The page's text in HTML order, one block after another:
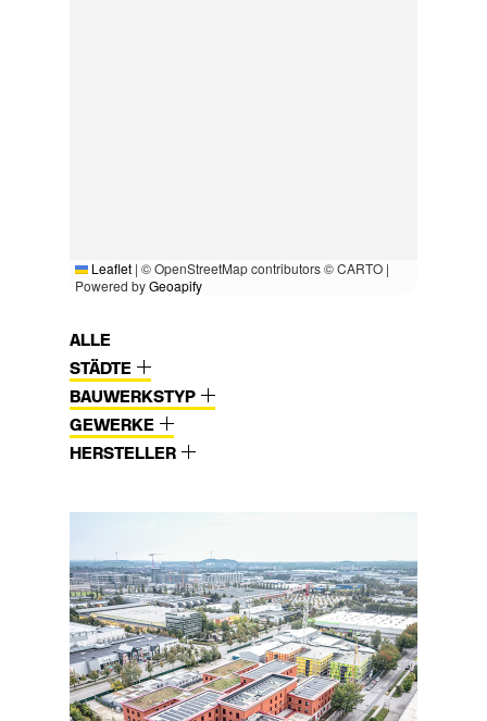
Leaflet | © OpenStreetMap contributors © CARTO |
Powered byGeoapify
ALLE
STÄDTE
BAUWERKSTYP
GEWERKE
HERSTELLER